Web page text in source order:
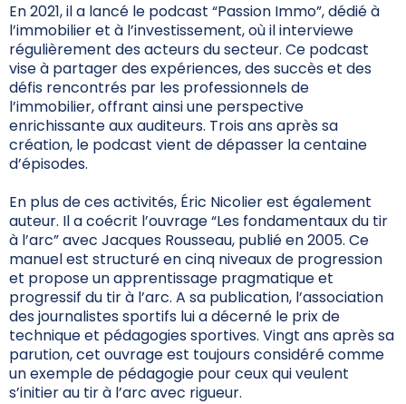
En 2021, il a lancé le podcast “Passion Immo”, dédié à
l’immobilier et à l’investissement, où il interviewe
régulièrement des acteurs du secteur. Ce podcast
vise à partager des expériences, des succès et des
défis rencontrés par les professionnels de
l’immobilier, offrant ainsi une perspective
enrichissante aux auditeurs. Trois ans après sa
création, le podcast vient de dépasser la centaine
d’épisodes.
En plus de ces activités, Éric Nicolier est également
auteur. Il a coécrit l’ouvrage “Les fondamentaux du tir
à l’arc” avec Jacques Rousseau, publié en 2005. Ce
manuel est structuré en cinq niveaux de progression
et propose un apprentissage pragmatique et
progressif du tir à l’arc. A sa publication, l’association
des journalistes sportifs lui a décerné le prix de
technique et pédagogies sportives. Vingt ans après sa
parution, cet ouvrage est toujours considéré comme
un exemple de pédagogie pour ceux qui veulent
s’initier au tir à l’arc avec rigueur.